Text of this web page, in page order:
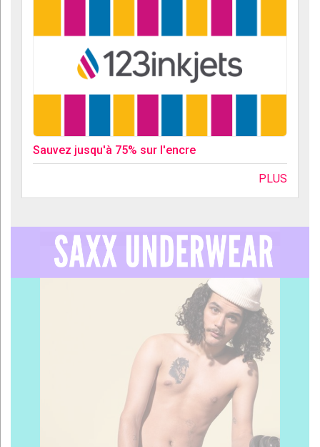
Sauvez jusqu'à 75% sur l'encre
PLUS